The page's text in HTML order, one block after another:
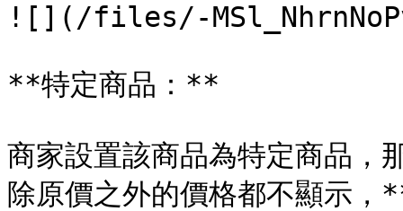
![](/files/-
**特定商品：**
商家設置該商品為特定商品，
除原價之外的價格都不顯示